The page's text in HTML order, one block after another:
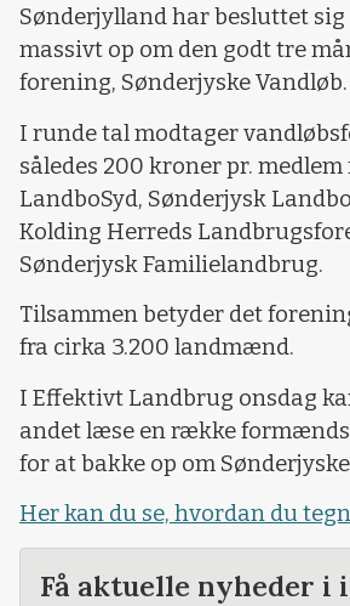
Sønderjylland har besluttet
massivt op om den godt tre
forening, Sønderjyske Vandløb.
I runde tal modtager
således 200 kroner pr. medlem
LandboSyd, Sønderjysk
Kolding Herreds
Sønderjysk Familielandbrug.
Tilsammen betyder det
fra cirka 3.200 landmænd.
I Effektivt Landbrug onsdag
andet læse en række
for at bakke op om
Her kan du se, hvordan du
Få aktuelle nyheder i